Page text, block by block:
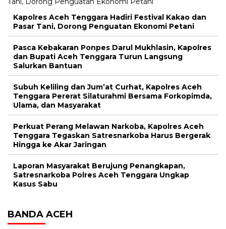
Kapolres Aceh Tenggara Hadiri Festival Kakao dan
Pasar Tani, Dorong Penguatan Ekonomi Petani
Pasca Kebakaran Ponpes Darul Mukhlasin, Kapolres
dan Bupati Aceh Tenggara Turun Langsung
Salurkan Bantuan
Subuh Keliling dan Jum’at Curhat, Kapolres Aceh
Tenggara Pererat Silaturahmi Bersama Forkopimda,
Ulama, dan Masyarakat
Perkuat Perang Melawan Narkoba, Kapolres Aceh
Tenggara Tegaskan Satresnarkoba Harus Bergerak
Hingga ke Akar Jaringan
Laporan Masyarakat Berujung Penangkapan,
Satresnarkoba Polres Aceh Tenggara Ungkap
Kasus Sabu
BANDA ACEH